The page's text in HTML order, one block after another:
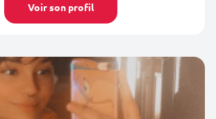
Voir son profil